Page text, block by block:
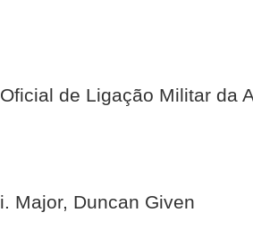
Oficial de Ligação Militar da
i. Major, Duncan Given